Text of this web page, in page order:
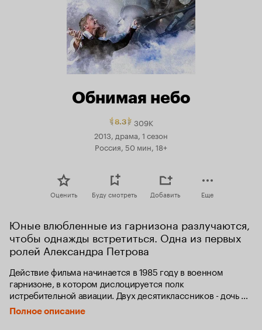
Обнимая небо
8.3Рейтинг
Кинопоиска
8.3.
топ
309K
2013, драма, 1 сезон
Россия, 50 мин, 18+
Оценить Буду смотреть Добавить Еще
Юные влюбленные из гарнизона разлучаются,
чтобы однажды встретиться. Одна из первых
ролей Александра Петрова
Действие фильма начинается в 1985 году в военном
гарнизоне, в котором дислоцируется полк
истребительной авиации. Двух десятиклассников - дочь
заместителя командира полка Женю Луговую и сына
официантки лётной столовой Ваньку Котова - накрывает
Полное описание